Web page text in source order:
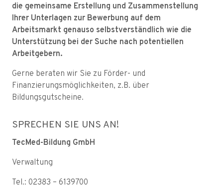
die gemeinsame Erstellung und Zusammenstellung
Ihrer Unterlagen zur Bewerbung auf dem
Arbeitsmarkt genauso selbstverständlich wie die
Unterstützung bei der Suche nach potentiellen
Arbeitgebern.
Gerne beraten wir Sie zu Förder- und
Finanzierungsmöglichkeiten, z.B. über
Bildungsgutscheine.
SPRECHEN SIE UNS AN!
TecMed-Bildung GmbH
Verwaltung
Tel.: 02383 – 6139700